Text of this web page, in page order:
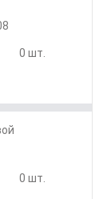
0 шт.
0 шт.